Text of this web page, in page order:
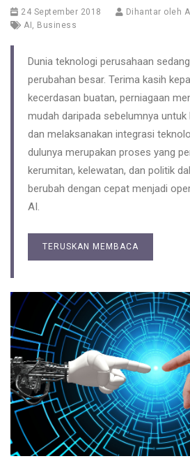
24 September 2018 Dihantar oleh
AI, Business
Dunia teknologi perusahaan
perubahan besar. Terima kasih
kecerdasan buatan, perniagaan
mudah daripada sebelumnya
dan melaksanakan integrasi
dulunya merupakan proses yang
kerumitan, kelewatan, dan politik
berubah dengan cepat menjadi
AI.
TERUSKAN MEMBACA